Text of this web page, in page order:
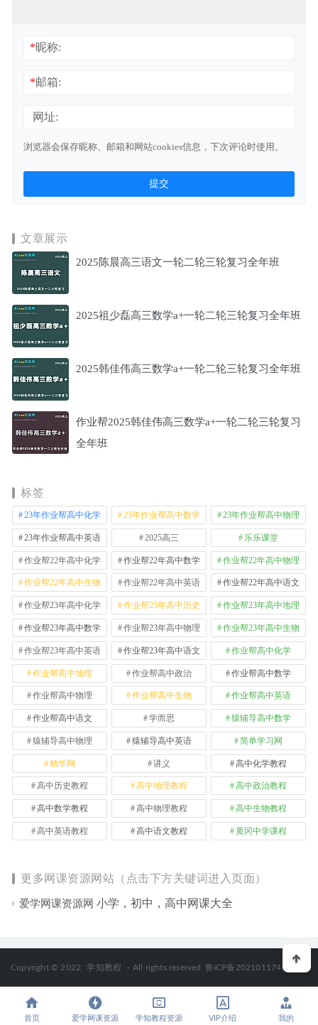
*昵称:
*邮箱:
网址:
浏览器会保存昵称、邮箱和网站cookies信息，下次评论时使用。
文章展示
2025陈晨高三语文一轮二轮三轮复习全年班
2025祖少磊高三数学a+一轮二轮三轮复习全年班
2025韩佳伟高三数学a+一轮二轮三轮复习全年班
作业帮2025韩佳伟高三数学a+一轮二轮三轮复习
全年班
标签
23年作业帮高中化学 23年作业帮高中数学 23年作业帮高中物理
23年作业帮高中英语 2025高三 乐乐课堂
作业帮22年高中化学 作业帮22年高中数学 作业帮22年高中物理
作业帮22年高中生物 作业帮22年高中英语 作业帮22年高中语文
作业帮23年高中化学 作业帮23年高中历史 作业帮23年高中地理
作业帮23年高中数学 作业帮23年高中物理 作业帮23年高中生物
作业帮23年高中英语 作业帮23年高中语文 作业帮高中化学
作业帮高中地理 作业帮高中政治 作业帮高中数学
作业帮高中物理 作业帮高中生物 作业帮高中英语
作业帮高中语文 学而思 猿辅导高中数学
猿辅导高中物理 猿辅导高中英语 简单学习网
精华网 讲义 高中化学教程
高中历史教程 高中地理教程 高中政治教程
高中数学教程 高中物理教程 高中生物教程
高中英语教程 高中语文教程 黄冈中学课程
更多网课资源网站（点击下方关键词进入页面）
爱学网课资源网 小学，初中，高中网课大全
Copyright © 2022 学知教程 - All rights reserved 鲁ICP备2021011747号-2
首页 爱学网课资源 学知教程资源 VIP介绍 我的